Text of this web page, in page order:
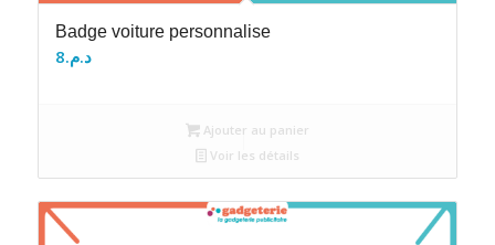
Badge voiture personnalise
د.م.8
Ajouter au panier
Voir les détails